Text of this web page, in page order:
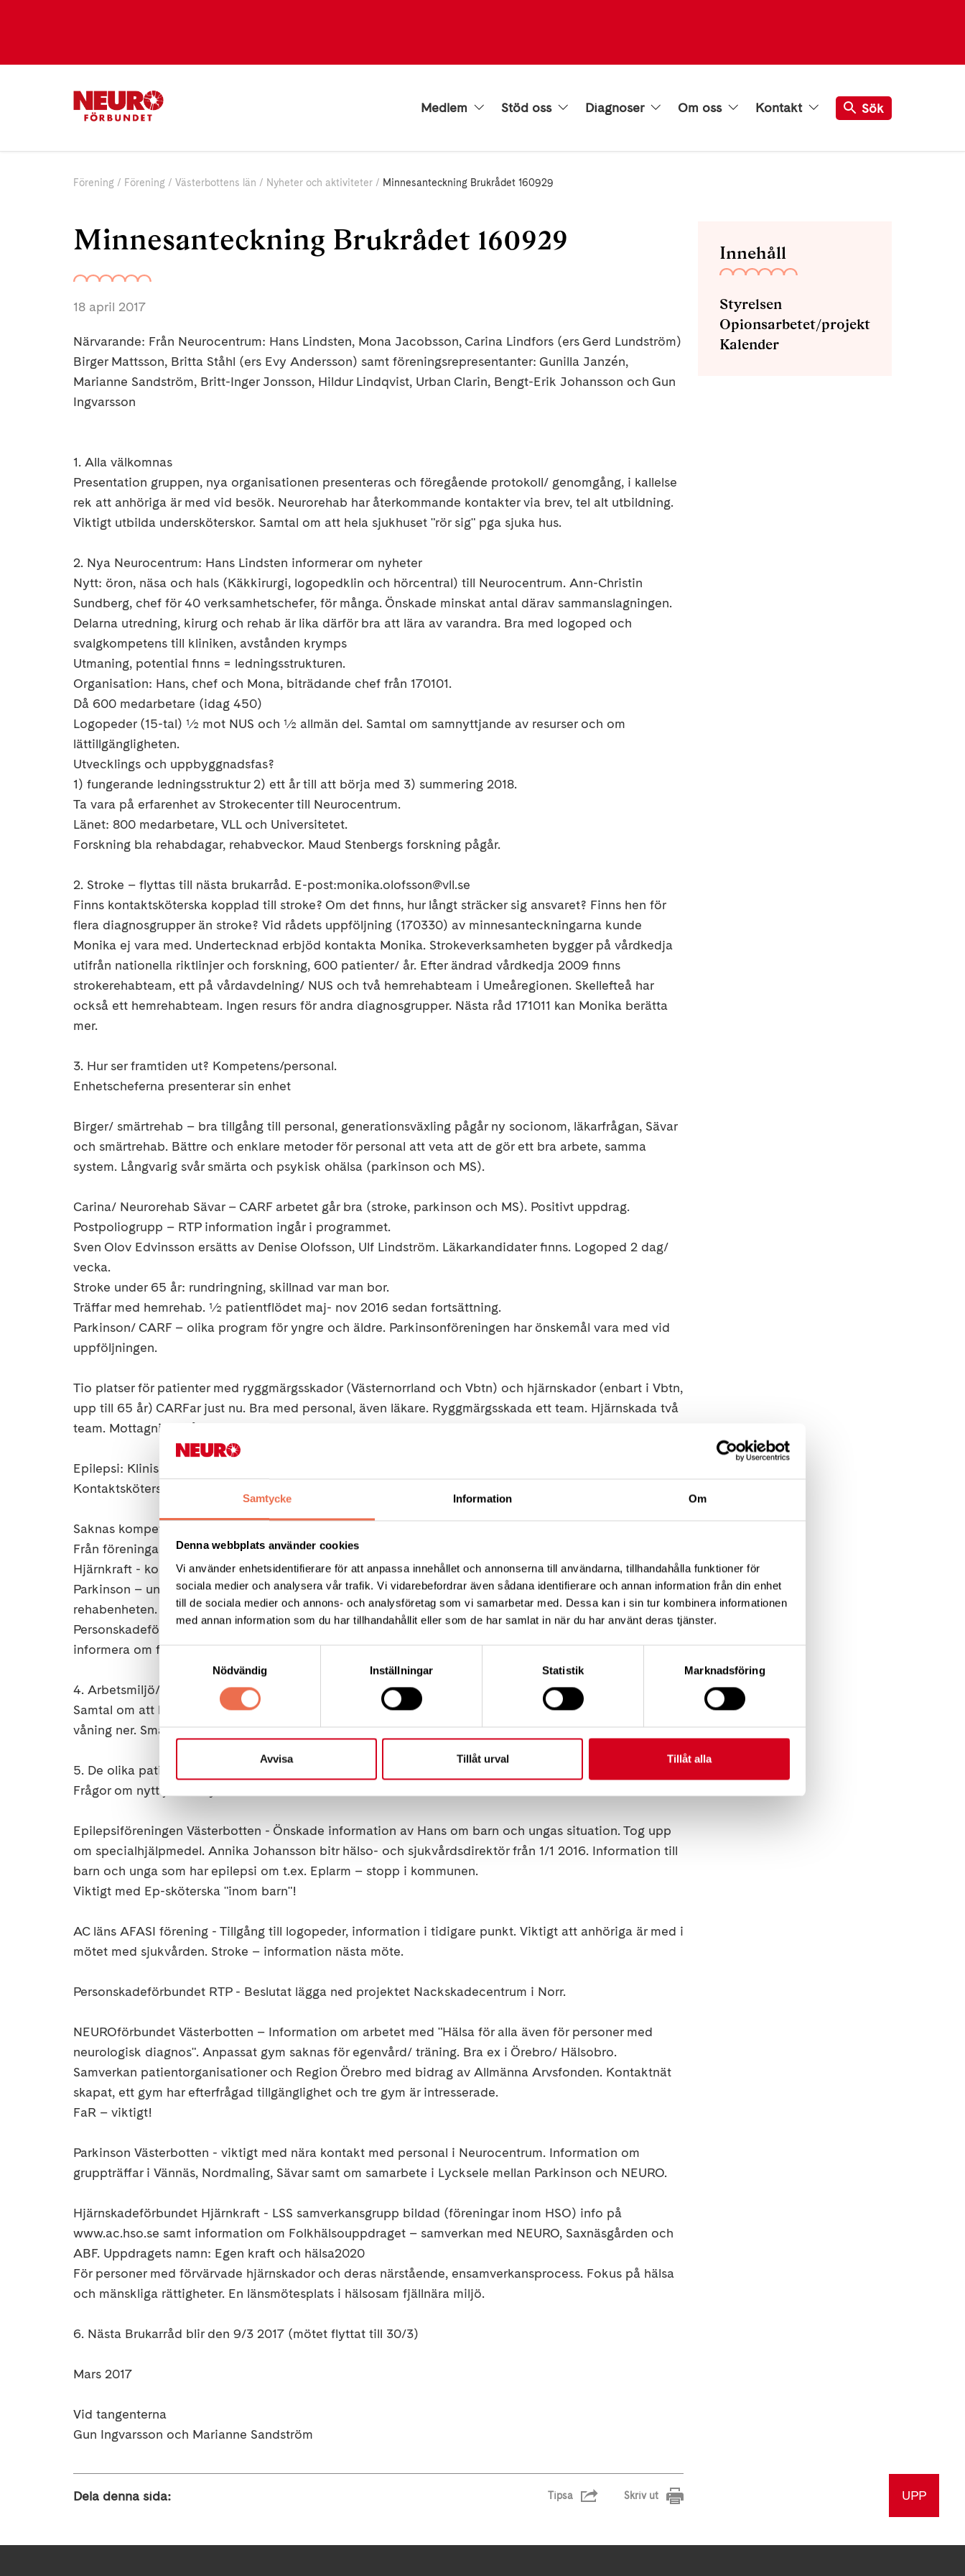
Samtycke Information Om
Denna webbplats använder cookies
Vi använder enhetsidentifierare för att anpassa innehållet och annonserna till användarna, tillhandahålla funktioner för
sociala medier och analysera vår trafik. Vi vidarebefordrar även sådana identifierare och annan information från din enhet
till de sociala medier och annons- och analysföretag som vi samarbetar med. Dessa kan i sin tur kombinera informationen
med annan information som du har tillhandahållit eller som de har samlat in när du har använt deras tjänster.
Nödvändig
Inställningar Statistik Marknadsföring
Avvisa Tillåt urval Tillåt alla
Medlem Stöd oss Diagnoser Om oss Kontakt Sök
Förening Förening Västerbottens län Nyheter och aktiviteter Minnesanteckning Brukrådet 160929
Minnesanteckning Brukrådet 160929
18 april 2017
Närvarande: Från Neurocentrum: Hans Lindsten, Mona Jacobsson, Carina Lindfors (ers Gerd Lundström)
Birger Mattsson, Britta Ståhl (ers Evy Andersson) samt föreningsrepresentanter: Gunilla Janzén,
Marianne Sandström, Britt-Inger Jonsson, Hildur Lindqvist, Urban Clarin, Bengt-Erik Johansson och Gun
Ingvarsson
1. Alla välkomnas
Presentation gruppen, nya organisationen presenteras och föregående protokoll/ genomgång, i kallelse
rek att anhöriga är med vid besök. Neurorehab har återkommande kontakter via brev, tel alt utbildning.
Viktigt utbilda undersköterskor. Samtal om att hela sjukhuset "rör sig" pga sjuka hus.
2. Nya Neurocentrum: Hans Lindsten informerar om nyheter
Nytt: öron, näsa och hals (Käkkirurgi, logopedklin och hörcentral) till Neurocentrum. Ann-Christin
Sundberg, chef för 40 verksamhetschefer, för många. Önskade minskat antal därav sammanslagningen.
Delarna utredning, kirurg och rehab är lika därför bra att lära av varandra. Bra med logoped och
svalgkompetens till kliniken, avstånden krymps
Utmaning, potential finns = ledningsstrukturen.
Organisation: Hans, chef och Mona, biträdande chef från 170101.
Då 600 medarbetare (idag 450)
Logopeder (15-tal) ½ mot NUS och ½ allmän del. Samtal om samnyttjande av resurser och om
lättillgängligheten.
Utvecklings och uppbyggnadsfas?
1) fungerande ledningsstruktur 2) ett år till att börja med 3) summering 2018.
Ta vara på erfarenhet av Strokecenter till Neurocentrum.
Länet: 800 medarbetare, VLL och Universitetet.
Forskning bla rehabdagar, rehabveckor. Maud Stenbergs forskning pågår.
2. Stroke – flyttas till nästa brukarråd. E-post:monika.olofsson@vll.se
Finns kontaktsköterska kopplad till stroke? Om det finns, hur långt sträcker sig ansvaret? Finns hen för
flera diagnosgrupper än stroke? Vid rådets uppföljning (170330) av minnesanteckningarna kunde
Monika ej vara med. Undertecknad erbjöd kontakta Monika. Strokeverksamheten bygger på vårdkedja
utifrån nationella riktlinjer och forskning, 600 patienter/ år. Efter ändrad vårdkedja 2009 finns
strokerehabteam, ett på vårdavdelning/ NUS och två hemrehabteam i Umeåregionen. Skellefteå har
också ett hemrehabteam. Ingen resurs för andra diagnosgrupper. Nästa råd 171011 kan Monika berätta
mer.
3. Hur ser framtiden ut? Kompetens/personal.
Enhetscheferna presenterar sin enhet
Birger/ smärtrehab – bra tillgång till personal, generationsväxling pågår ny socionom, läkarfrågan, Sävar
och smärtrehab. Bättre och enklare metoder för personal att veta att de gör ett bra arbete, samma
system. Långvarig svår smärta och psykisk ohälsa (parkinson och MS).
Carina/ Neurorehab Sävar – CARF arbetet går bra (stroke, parkinson och MS). Positivt uppdrag.
Postpoliogrupp – RTP information ingår i programmet.
Sven Olov Edvinsson ersätts av Denise Olofsson, Ulf Lindström. Läkarkandidater finns. Logoped 2 dag/
vecka.
Stroke under 65 år: rundringning, skillnad var man bor.
Träffar med hemrehab. ½ patientflödet maj- nov 2016 sedan fortsättning.
Parkinson/ CARF – olika program för yngre och äldre. Parkinsonföreningen har önskemål vara med vid
uppföljningen.
Tio platser för patienter med ryggmärgsskador (Västernorrland och Vbtn) och hjärnskador (enbart i Vbtn,
upp till 65 år) CARFar just nu. Bra med personal, även läkare. Ryggmärgsskada ett team. Hjärnskada två
team. Mottagning två team.
Epilepsi: Klinisk Neuropsykologi – smal kompetens, samverkan i nätverk.
Kontaktsköterska för barn är Camilla Lingbro.
Saknas kompetens i kringfunktioner?
Från föreningarna:
Hjärnkraft - kontakt med nyskadade, informationsfolder att lämna ut till skadade/ anhöriga.
Parkinson – undersköterskor som arbetar och behöver stöd, viktigt få återkoppling till vård/
rehabenheten.
Personskadeförbundet RTP – önskar att kontakter återupptas med föreningsrepresentanter som kan få
informera om föreningen och dess verksamhet.
4. Arbetsmiljö/ ombyggnationer
Samtal om att hela sjukhuset "rör sig" pga sjuka hus. Påfrestningar för personal. Neurologen flyttar en
våning ner. Smärtrehab till paviljong. Neurorehab till paviljong. Neurorehab mottagning till paviljong.
5. De olika patientföreningarna informerar:
Frågor om nytt journalsystem/ samtal om "hur underlätta information" och om "klinikens tankar".
Epilepsiföreningen Västerbotten - Önskade information av Hans om barn och ungas situation. Tog upp
om specialhjälpmedel. Annika Johansson bitr hälso- och sjukvårdsdirektör från 1/1 2016. Information till
barn och unga som har epilepsi om t.ex. Eplarm – stopp i kommunen.
Viktigt med Ep-sköterska "inom barn"!
AC läns AFASI förening - Tillgång till logopeder, information i tidigare punkt. Viktigt att anhöriga är med i
mötet med sjukvården. Stroke – information nästa möte.
Personskadeförbundet RTP - Beslutat lägga ned projektet Nackskadecentrum i Norr.
NEUROförbundet Västerbotten – Information om arbetet med "Hälsa för alla även för personer med
neurologisk diagnos". Anpassat gym saknas för egenvård/ träning. Bra ex i Örebro/ Hälsobro.
Samverkan patientorganisationer och Region Örebro med bidrag av Allmänna Arvsfonden. Kontaktnät
skapat, ett gym har efterfrågad tillgänglighet och tre gym är intresserade.
FaR – viktigt!
Parkinson Västerbotten - viktigt med nära kontakt med personal i Neurocentrum. Information om
gruppträffar i Vännäs, Nordmaling, Sävar samt om samarbete i Lycksele mellan Parkinson och NEURO.
Hjärnskadeförbundet Hjärnkraft - LSS samverkansgrupp bildad (föreningar inom HSO) info på
www.ac.hso.se samt information om Folkhälsouppdraget – samverkan med NEURO, Saxnäsgården och
ABF. Uppdragets namn: Egen kraft och hälsa2020
För personer med förvärvade hjärnskador och deras närstående, ensamverkansprocess. Fokus på hälsa
och mänskliga rättigheter. En länsmötesplats i hälsosam fjällnära miljö.
6. Nästa Brukarråd blir den 9/3 2017 (mötet flyttat till 30/3)
Mars 2017
Vid tangenterna
Gun Ingvarsson och Marianne Sandström
Dela denna sida: Tipsa Skriv ut
Innehåll
Styrelsen
Opionsarbetet/projekt
Kalender
UPP